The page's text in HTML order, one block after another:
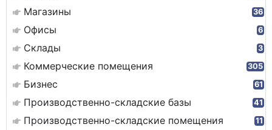
Магазины 36
Офисы 6
Склады 3
Коммерческие помещения 305
Бизнес 61
Производственно-складские базы 41
Производственно-складские помещения 11